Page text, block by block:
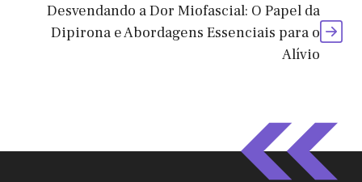
Desvendando a Dor Miofascial: O Papel da
Dipirona e Abordagens Essenciais para o
Alívio